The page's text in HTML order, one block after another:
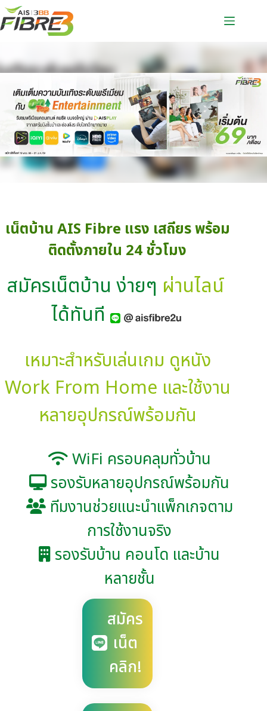
เน็ตบ้าน AIS Fibre แรง เสถียร พร้อม
ติดตั้งภายใน 24 ชั่วโมง
สมัครเน็ตบ้าน ง่ายๆ
ผ่านไลน์
ได้ทันที
เหมาะสำหรับเล่นเกม ดูหนัง
Work From Home และใช้งาน
หลายอุปกรณ์พร้อมกัน
WiFi ครอบคลุมทั่วบ้าน
รองรับหลายอุปกรณ์พร้อมกัน
ทีมงานช่วยแนะนำแพ็กเกจตาม
การใช้งานจริง
รองรับบ้าน คอนโด และบ้าน
หลายชั้น
สมัคร
เน็ต
คลิก!